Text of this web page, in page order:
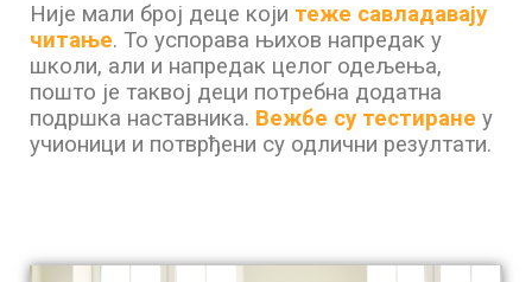
Није мали број деце који теже савладавају
читање. То успорава њихов напредак у
школи, али и напредак целог одељења,
пошто је таквој деци потребна додатна
подршка наставника. Вежбе су тестиране у
учионици и потврђени су одлични резултати.